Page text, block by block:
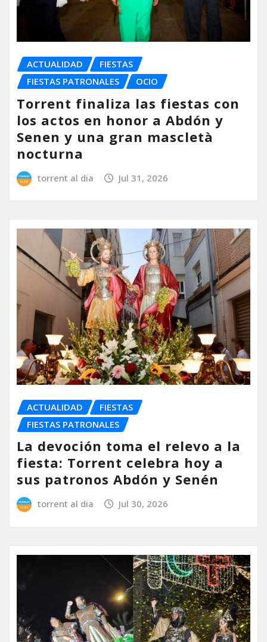
ACTUALIDAD
FIESTAS
FIESTAS PATRONALES
OCIO
Torrent finaliza las fiestas con
los actos en honor a Abdón y
Senen y una gran mascletà
nocturna
torrent al dia Jul 31, 2026
ACTUALIDAD
FIESTAS
FIESTAS PATRONALES
La devoción toma el relevo a la
fiesta: Torrent celebra hoy a
sus patronos Abdón y Senén
torrent al dia Jul 30, 2026